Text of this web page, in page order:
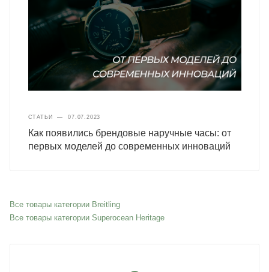
СТАТЬИ — 07.07.2023
Как появились брендовые наручные часы: от
первых моделей до современных инноваций
Все товары категории Breitling
Все товары категории Superocean Heritage